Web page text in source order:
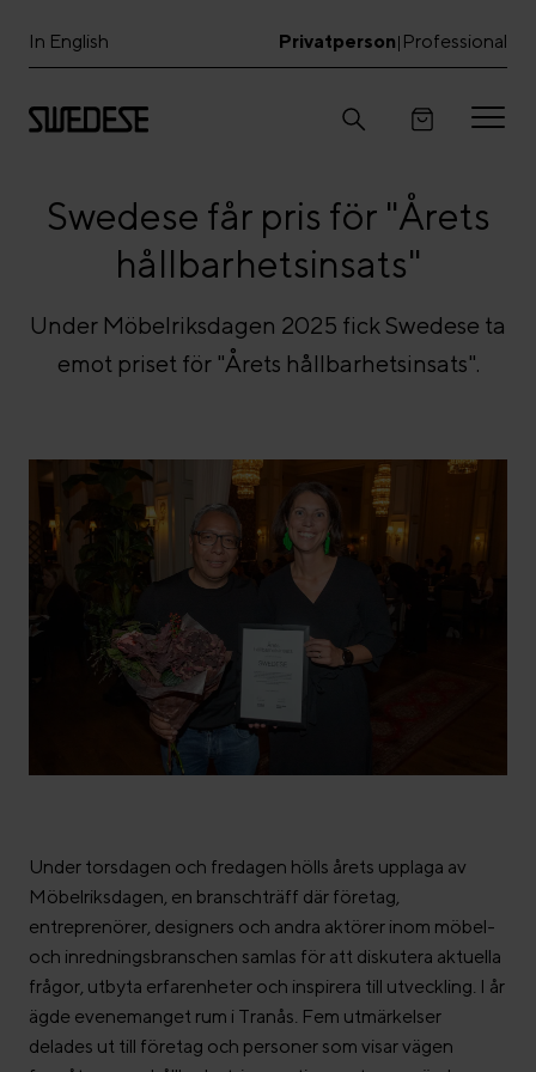
In English Privatperson| Professional
Swedese får pris för "Årets
hållbarhetsinsats"
Under Möbelriksdagen 2025 fick Swedese ta
emot priset för "Årets hållbarhetsinsats".
Under torsdagen och fredagen hölls årets upplaga av
Möbelriksdagen, en branschträff där företag,
entreprenörer, designers och andra aktörer inom möbel-
och inredningsbranschen samlas för att diskutera aktuella
frågor, utbyta erfarenheter och inspirera till utveckling. I år
ägde evenemanget rum i Tranås. Fem utmärkelser
delades ut till företag och personer som visar vägen